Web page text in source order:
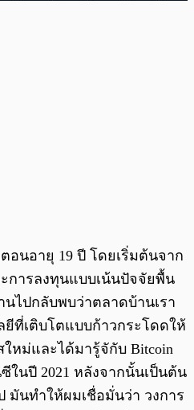
อนอายุ 19 ปี โดยเริ่มต้นจาก
การลงทุนแบบเน้นปัจจัยพื้น
ไปกลับพบว่าตลาดบ้านเรา
ที่เติบโตแบบก้าวกระโดดให้
หม่และได้มารู้จักับ Bitcoin
ในปี 2021 หลังจากนั้นเป็นต้น
มันทำให้ผมเชื่อมั่นว่า วงการ